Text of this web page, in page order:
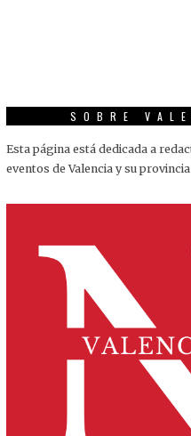
SOBRE
Esta página está dedicada a
eventos de Valencia y su provincia